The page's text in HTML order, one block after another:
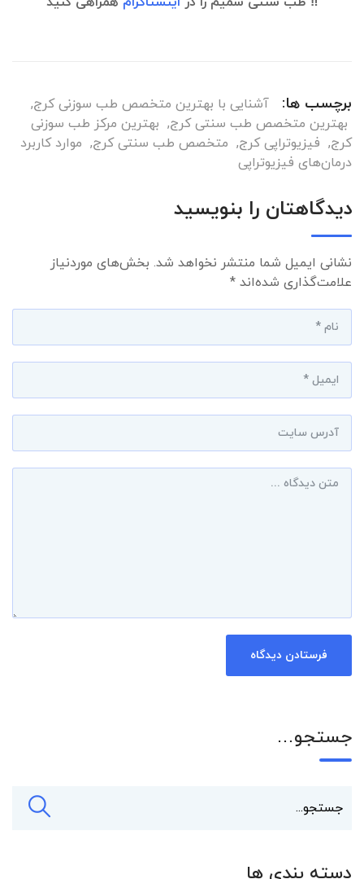
برچسب ها: آشنایی با بهترین متخصص طب سوزنی کرج,
بهترین متخصص طب سنتی کرج, بهترین مرکز طب سوزنی
کرج, فیزیوتراپی کرج, متخصص طب سنتی کرج, موارد کاربرد
درمان‌های فیزیوتراپی
دیدگاهتان را بنویسید
نشانی ایمیل شما منتشر نخواهد شد. بخش‌های موردنیاز
علامت‌گذاری شده‌اند *
جستجو…
دسته بندی ها